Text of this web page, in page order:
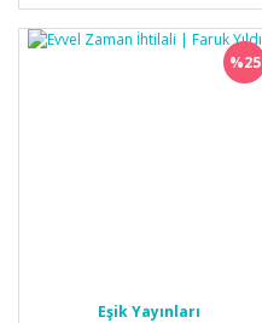
%25
Eşik Yayınları